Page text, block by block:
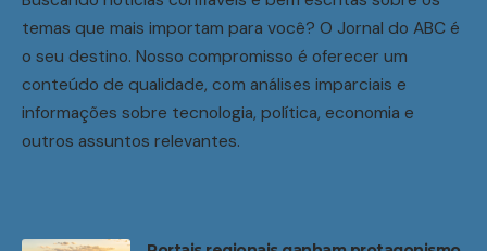
temas que mais importam para você? O Jornal do ABC é
o seu destino. Nosso compromisso é oferecer um
conteúdo de qualidade, com análises imparciais e
informações sobre tecnologia, política, economia e
outros assuntos relevantes.